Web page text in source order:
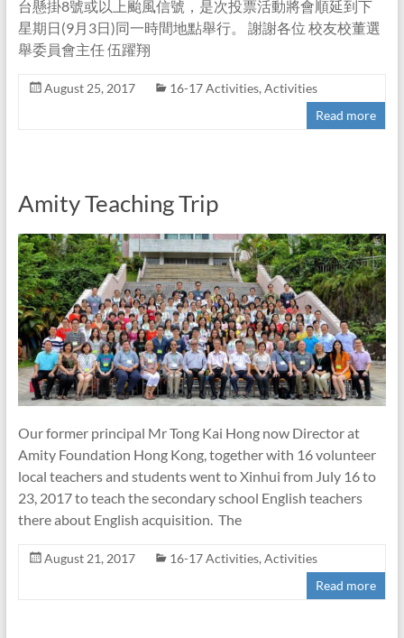
台懸掛8號或以上颱風信號，是次投票活動將會順延到下
星期日(9月3日)同一時間地點舉行。 謝謝各位 校友校董選
舉委員會主任 伍躍翔
August 25, 2017 16-17 Activities, Activities
Read more
Amity Teaching Trip
Our former principal Mr Tong Kai Hong now Director at
Amity Foundation Hong Kong, together with 16 volunteer
local teachers and students went to Xinhui from July 16 to
23, 2017 to teach the secondary school English teachers
there about English acquisition. The
August 21, 2017 16-17 Activities, Activities
Read more